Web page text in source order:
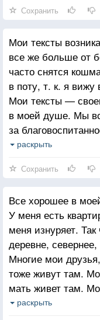
Сохранить
Мои тексты
все же больше от
часто снятся
в поту, т. к. я
Мои тексты —
в моей душе. Мы
за
а на самом деле
власти и секс.
энергия в нас —
человеческие
и негативные
зажимаются в
могут выйти на
раскрыть
Сохранить
Все хорошее в
У меня есть
меня изнуряет.
деревне,
Многие мои
тоже живут там.
мать живет там.
малышом
раскрыть